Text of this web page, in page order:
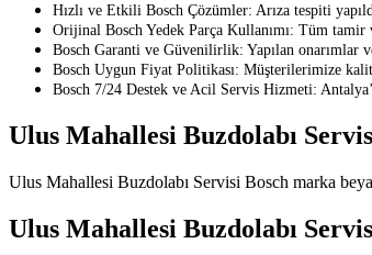
Hızlı ve Etkili Bosch Çözümler: Arıza tespiti
Orijinal Bosch Yedek Parça Kullanımı: Tüm tamir
Bosch Garanti ve Güvenilirlik: Yapılan
Bosch Uygun Fiyat Politikası: Müşterilerimize
Bosch 7/24 Destek ve Acil Servis Hizmeti:
Ulus Mahallesi Buzdolabı
Ulus Mahallesi Buzdolabı Servisi Bosch marka
Ulus Mahallesi Buzdolabı